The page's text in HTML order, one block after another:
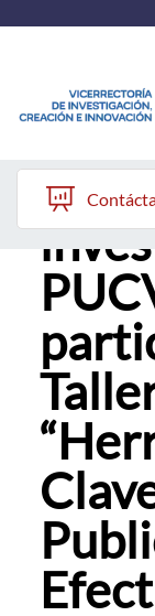
VINCI
Investigación
Creación
Innovación
Convocatorias